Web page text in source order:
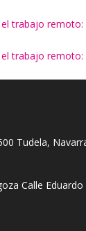
trabajo
trabajo
Tudela,
Calle